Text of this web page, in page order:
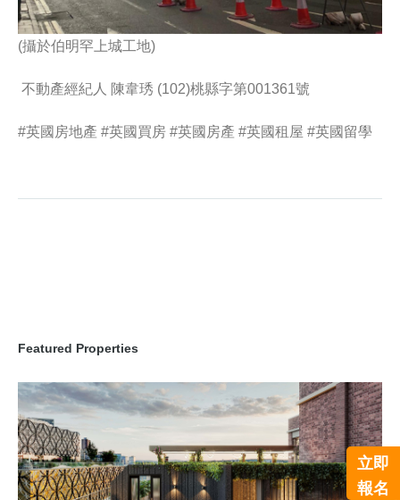
(攝於伯明罕上城工地)
不動產經紀人 陳韋琇 (102)桃縣字第001361號
#英國房地產 #英國買房 #英國房產 #英國租屋 #英國留學
Featured Properties
立即
報名